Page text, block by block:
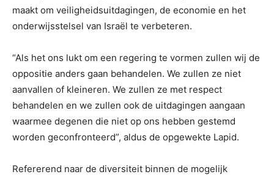
maakt om veiligheidsuitdagingen, de economie en het
onderwijsstelsel van Israël te verbeteren.
“Als het ons lukt om een ​​regering te vormen zullen wij de
oppositie anders gaan behandelen. We zullen ze niet
aanvallen of kleineren. We zullen ze met respect
behandelen en we zullen ook de uitdagingen aangaan
waarmee degenen die niet op ons hebben gestemd
worden geconfronteerd”, aldus de opgewekte Lapid.
Refererend naar de diversiteit binnen de mogelijk